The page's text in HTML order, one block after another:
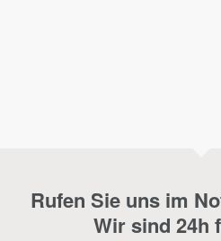
Rufen Sie uns im
Wir sind 24h